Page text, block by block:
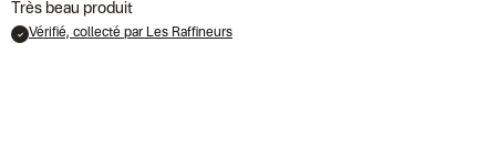
Très beau produit
Vérifié, collecté par Les Raffineurs